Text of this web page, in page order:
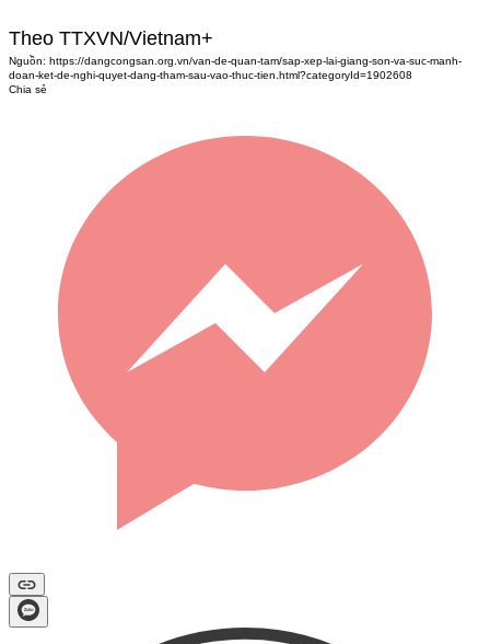
Theo TTXVN/Vietnam+
Nguồn: https://dangcongsan.org.vn/van-de-quan-tam/sap-xep-lai-giang-son-va-suc-manh-
doan-ket-de-nghi-quyet-dang-tham-sau-vao-thuc-tien.html?categoryId=1902608
Chia sẻ